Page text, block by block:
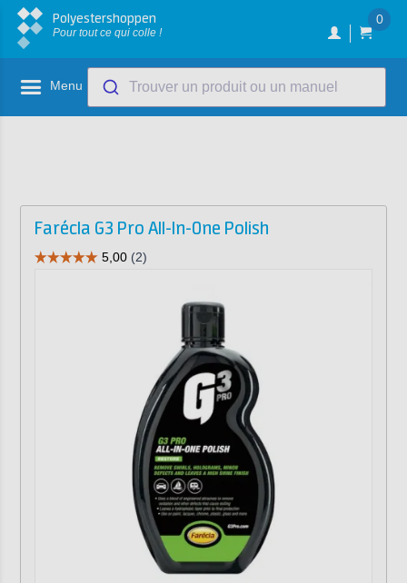
Polyestershoppen
Pour tout ce qui colle !
0
Menu Trouver un produit ou un manuel
Farécla G3 Pro All-In-One Polish